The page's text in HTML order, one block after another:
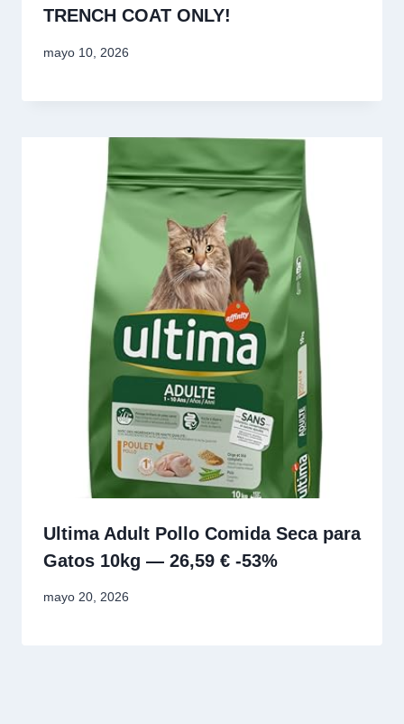
TRENCH COAT ONLY!
mayo 10, 2026
Ultima Adult Pollo Comida Seca para
Gatos 10kg — 26,59 € -53%
mayo 20, 2026